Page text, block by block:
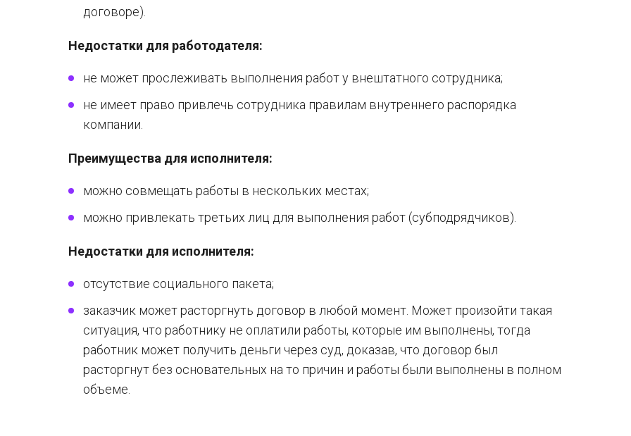
договоре).
Недостатки для работодателя:
не может прослеживать выполнения работ у внештатного сотрудника;
не имеет право привлечь сотрудника правилам внутреннего распорядка
компании.
Преимущества для исполнителя:
можно совмещать работы в нескольких местах;
можно привлекать третьих лиц для выполнения работ (субподрядчиков).
Недостатки для исполнителя:
отсутствие социального пакета;
заказчик может расторгнуть договор в любой момент. Может произойти такая
ситуация, что работнику не оплатили работы, которые им выполнены, тогда
работник может получить деньги через суд, доказав, что договор был
расторгнут без основательных на то причин и работы были выполнены в полном
объеме.